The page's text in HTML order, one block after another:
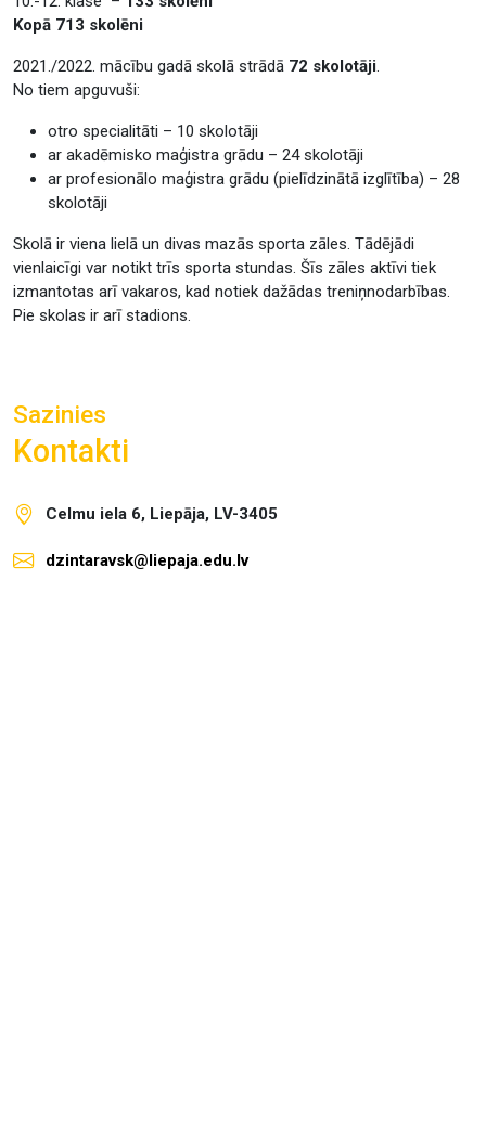
Kopā 713 skolēni
2021./2022. mācību gadā skolā strādā 72 skolotāji.
No tiem apguvuši:
otro specialitāti – 10 skolotāji
ar akadēmisko maģistra grādu – 24 skolotāji
ar profesionālo maģistra grādu (pielīdzinātā izglītība) – 28
skolotāji
Skolā ir viena lielā un divas mazās sporta zāles. Tādējādi
vienlaicīgi var notikt trīs sporta stundas. Šīs zāles aktīvi tiek
izmantotas arī vakaros, kad notiek dažādas treniņnodarbības.
Pie skolas ir arī stadions.
Sazinies
Kontakti
Celmu iela 6, Liepāja, LV-3405
dzintaravsk@liepaja.edu.lv